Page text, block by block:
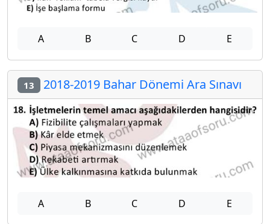
A B C D E
13 2018-2019 Bahar Dönemi Ara Sınavı
A B C D E